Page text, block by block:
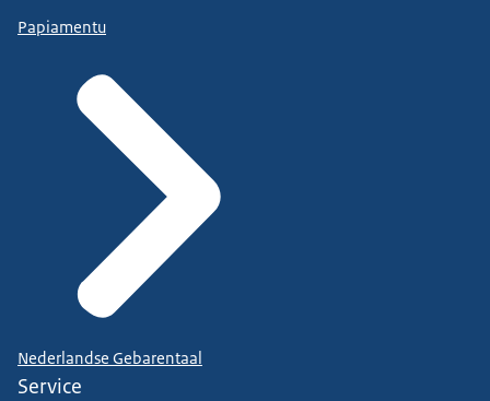
Papiamentu
Nederlandse Gebarentaal
Service